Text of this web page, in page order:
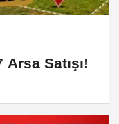
Satışı!